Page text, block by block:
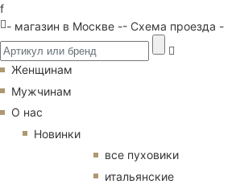
f
- магазин в Москве -- Схема проезда -
Женщинам
Мужчинам
О нас
Новинки
все пуховики
итальянские